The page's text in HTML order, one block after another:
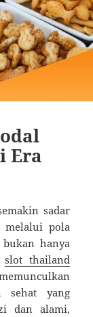
Era
sadar
melalui pola
hanya
slot thailand
sehat yang
dan alami,